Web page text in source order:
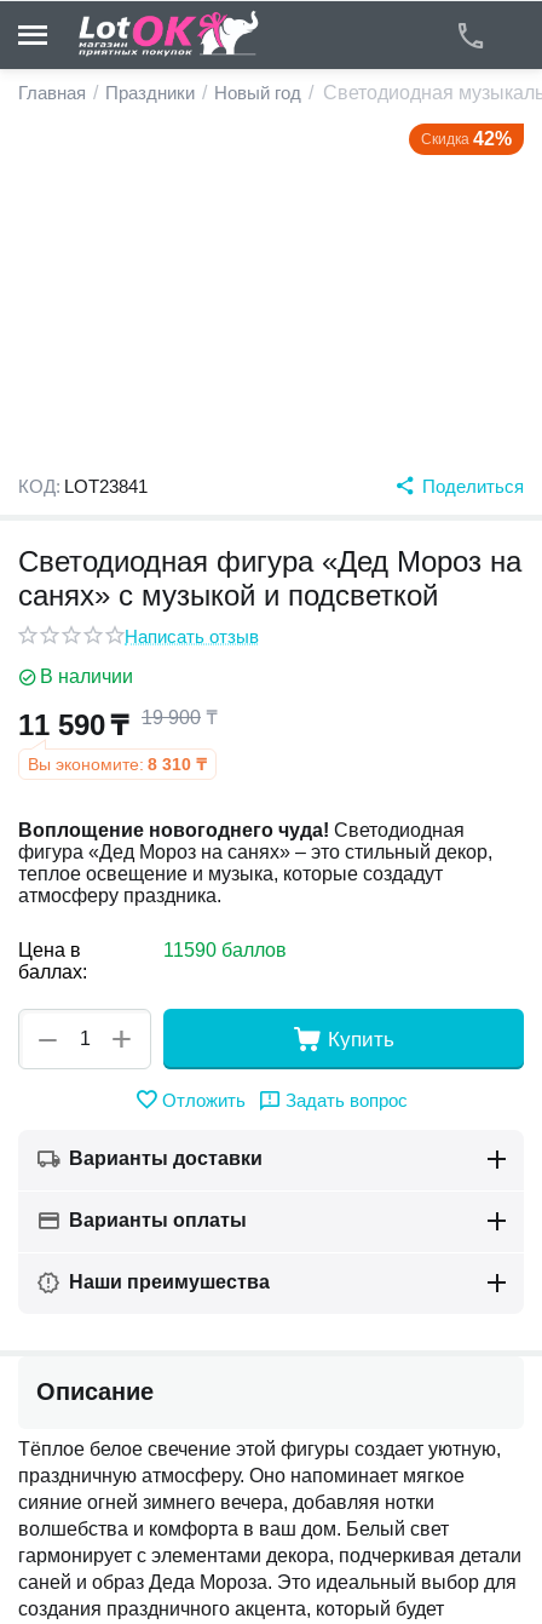
Главная / Праздники / Новый год / Светодиодная
Скидка 42%
КОД: LOT23841 Поделиться
Светодиодная фигура «Дед Мороз на
санях» с музыкой и подсветкой
Написать отзыв
В наличии
11 590₸ 19 900 ₸
Вы экономите: 8 310 ₸
Воплощение новогоднего чуда! Светодиодная
фигура «Дед Мороз на санях» – это стильный декор,
теплое освещение и музыка, которые создадут
атмосферу праздника.
Цена в
баллах:
11590 баллов
+
− Купить
Отложить Задать вопрос
Варианты доставки
Варианты оплаты
Наши преимушества
Описание
Тёплое белое свечение этой фигуры создает уютную,
праздничную атмосферу. Оно напоминает мягкое
сияние огней зимнего вечера, добавляя нотки
волшебства и комфорта в ваш дом. Белый свет
гармонирует с элементами декора, подчеркивая детали
саней и образ Деда Мороза. Это идеальный выбор для
создания праздничного акцента, который будет